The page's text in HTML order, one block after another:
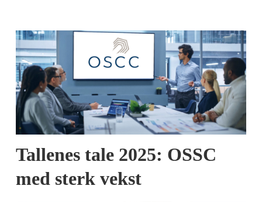
Tallenes tale 2025: OSSC
med sterk vekst